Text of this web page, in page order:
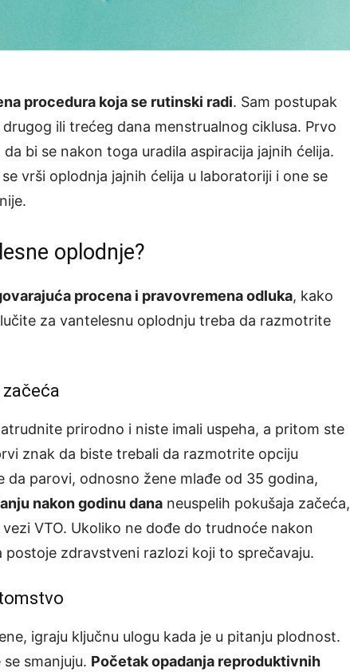
procedura koja se rutinski radi. Sam postupak
ili trećeg dana menstrualnog ciklusa. Prvo
bi se nakon toga uradila aspiracija jajnih ćelija.
vrši oplodnja jajnih ćelija u laboratoriji i one se
oplodnje?
procena i pravovremena odluka, kako
za vantelesnu oplodnju treba da razmotrite
prirodno i niste imali uspeha, a pritom ste
znak da biste trebali da razmotrite opciju
parovi, odnosno žene mlađe od 35 godina,
nakon godinu dana neuspelih pokušaja začeća,
VTO. Ukoliko ne dođe do trudnoće nakon
postoje zdravstveni razlozi koji to sprečavaju.
igraju ključnu ulogu kada je u pitanju plodnost.
smanjuju. Početak opadanja reproduktivnih